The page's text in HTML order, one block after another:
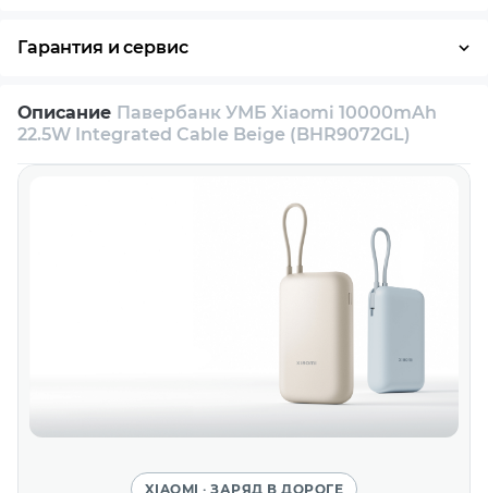
Гарантия и сервис
Собственный сервисный центр
Техническая поддержка Консультация
Описание Павербанк УМБ Xiaomi 10000mAh
22.5W Integrated Cable Beige (BHR9072GL)
XIAOMI · ЗАРЯД В ДОРОГЕ